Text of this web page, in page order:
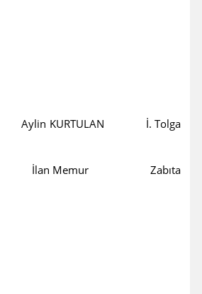
KURTULAN İ. Tolga
Memur Zabıta